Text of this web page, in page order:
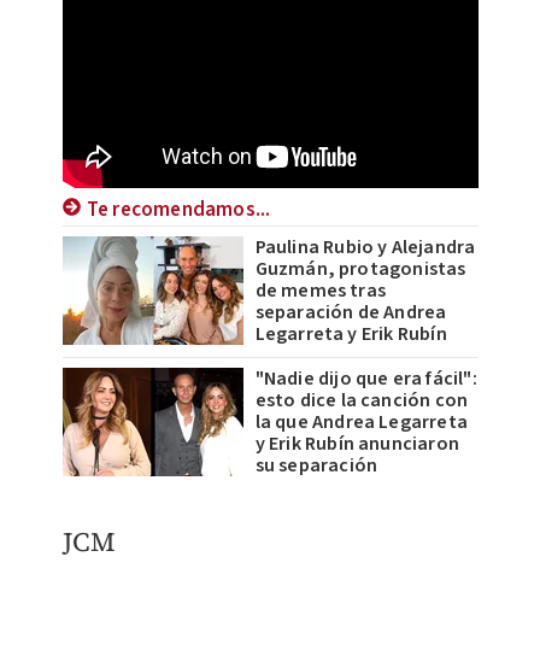
Te recomendamos...
Paulina Rubio y Alejandra
Guzmán, protagonistas
de memes tras
separación de Andrea
Legarreta y Erik Rubín
"Nadie dijo que era fácil":
esto dice la canción con
la que Andrea Legarreta
y Erik Rubín anunciaron
su separación
JCM